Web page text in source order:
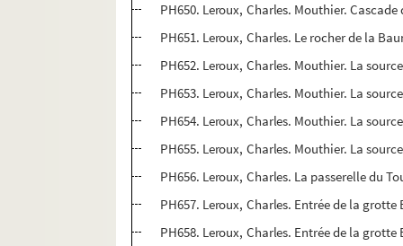
PH650. Leroux, Charles. Mouthier. Cascade
PH651. Leroux, Charles. Le rocher de la
PH652. Leroux, Charles. Mouthier. La
PH653. Leroux, Charles. Mouthier. La
PH654. Leroux, Charles. Mouthier. La
PH655. Leroux, Charles. Mouthier. La
PH656. Leroux, Charles. La passerelle du
PH657. Leroux, Charles. Entrée de la
PH658. Leroux, Charles. Entrée de la